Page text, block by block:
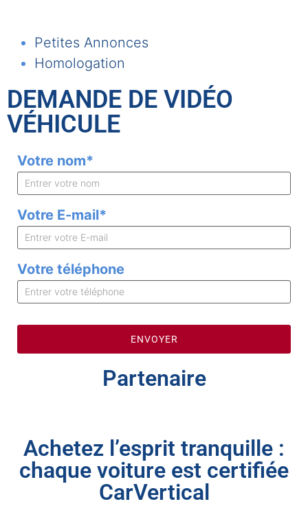
Petites Annonces
Homologation
DEMANDE DE VIDÉO
VÉHICULE
Votre nom*
Votre E-mail*
Votre téléphone
Partenaire
Achetez l’esprit tranquille :
chaque voiture est certifiée
CarVertical